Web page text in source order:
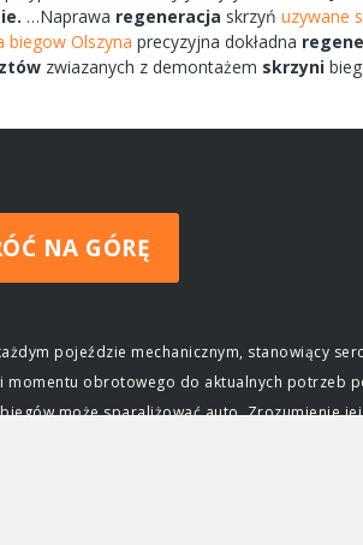
…Naprawa regeneracja skrzyń uzywane
biegow Olszyna precyzyjna dokładna
zwiazanych z demontażem skrzyni
NA GÓRĘ
pojeździe mechanicznym, stanowiący
obrotowego do aktualnych potrzeb
może sparaliżować auto. Zrozumienie